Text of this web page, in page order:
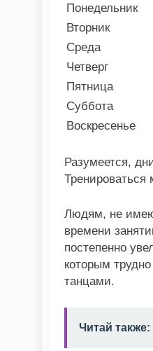
Понедельник
Вторник
Среда
Четверг
Пятница
Суббота
Воскресенье
Разумеется,
Тренироваться
Людям, не
времени
постепенно
которым
танцами.
Читай также: